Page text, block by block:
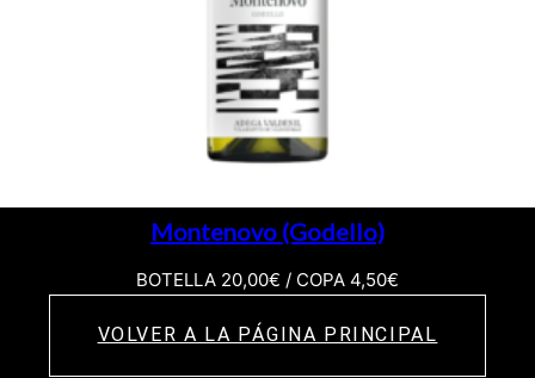
Montenovo (Godello)
BOTELLA 20,00€ / COPA 4,50€
VOLVER A LA PÁGINA PRINCIPAL